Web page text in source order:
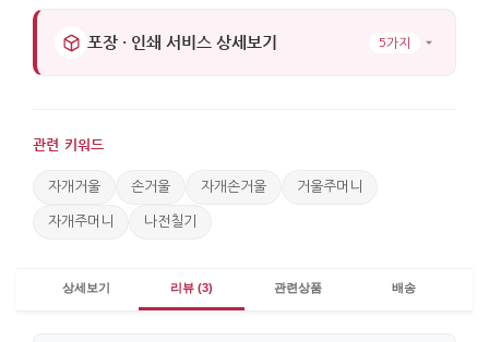
포장 · 인쇄 서비스 상세보기 5가지
관련 키워드
자개거울 손거울 자개손거울 거울주머니
자개주머니 나전칠기
상세보기 리뷰 (3) 관련상품 배송